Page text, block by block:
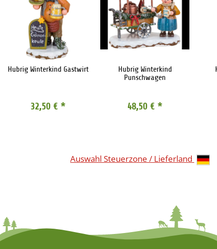
Hubrig Winterkind Gastwirt
32,50 € *
Hubrig Winterkind
Punschwagen
48,50 € *
Auswahl Steuerzone / Lieferland